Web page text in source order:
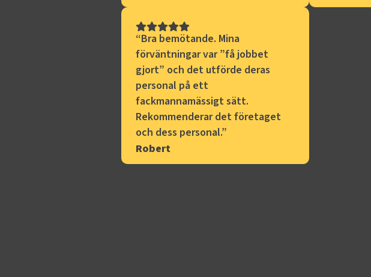
“Bra bemötande. Mina
förväntningar var ”få jobbet
gjort” och det utförde deras
personal på ett
fackmannamässigt sätt.
Rekommenderar det företaget
och dess personal.”
Robert